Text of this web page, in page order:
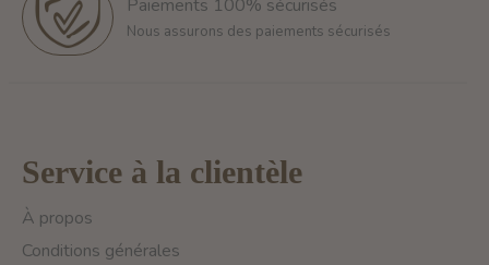
Paiements 100% sécurisés
Nous assurons des paiements sécurisés
Service à la clientèle
À propos
Conditions générales